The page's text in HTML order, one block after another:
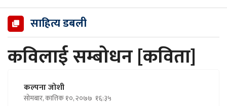
साहित्य डबली
कविलाई सम्बोधन [कविता]
कल्पना जोशी
सोमबार, कात्तिक १०, २०७७ १६:३५